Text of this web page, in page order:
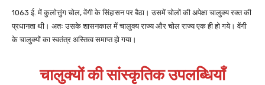
1063 ई. में कुलोत्तुंग चोल, वेंगी के सिंहासन पर बैठा। उसमें चोलों की अपेक्षा चालुक्य रक्त की
प्रधानता थी। अतः उसके शासनकाल में चालुक्य राज्य और चोल राज्य एक ही हो गये। वेंगी
के चालुक्यों का स्वतंत्र अस्तित्व समाप्त हो गया।
चालुक्यों की सांस्कृतिक उपलब्धियाँ